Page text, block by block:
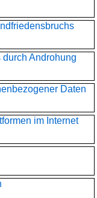
Androhung
Daten
im Internet